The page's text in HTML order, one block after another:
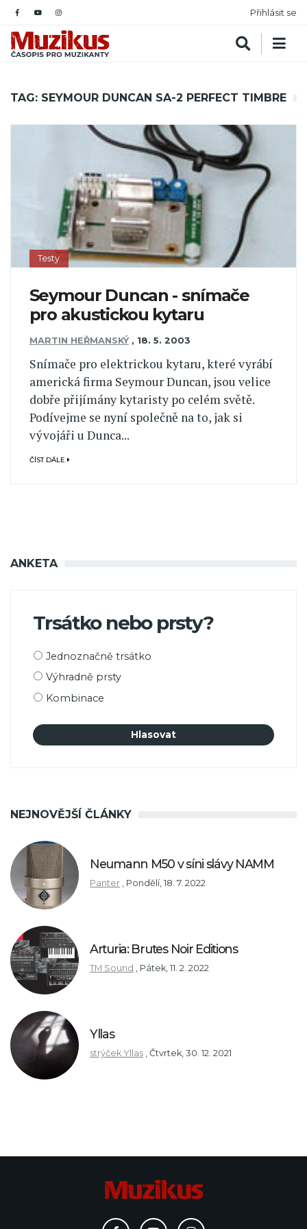
Přihlásit se
TAG: SEYMOUR DUNCAN SA-2 PERFECT TIMBRE
Testy
Seymour Duncan - snímače
pro akustickou kytaru
MARTIN HEŘMANSKÝ , 18. 5. 2003
Snímače pro elektrickou kytaru, které vyrábí
americká firma Seymour Duncan, jsou velice
dobře přijímány kytaristy po celém světě.
Podívejme se nyní společně na to, jak si
vývojáři u Dunca...
ČÍST DÁLE
ANKETA
Trsátko nebo prsty?
Možnosti
Jednoznačně trsátko
Výhradně prsty
Kombinace
NEJNOVĚJŠÍ ČLÁNKY
Neumann M50 v síni slávy NAMM
Panter Pondělí, 18. 7. 2022
Arturia: Brutes Noir Editions
TM Sound Pátek, 11. 2. 2022
Yllas
strýček Yllas Čtvrtek, 30. 12. 2021